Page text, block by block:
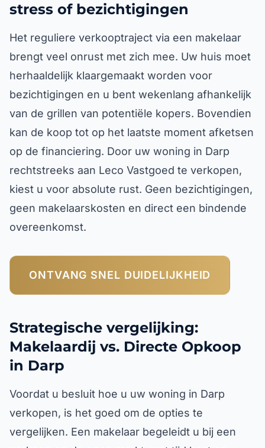
stress of bezichtigingen
Het reguliere verkooptraject via een makelaar
brengt veel onrust met zich mee. Uw huis moet
herhaaldelijk klaargemaakt worden voor
bezichtigingen en u bent wekenlang afhankelijk
van de grillen van potentiële kopers. Bovendien
kan de koop tot op het laatste moment afketsen
op de financiering. Door uw woning in Darp
rechtstreeks aan Leco Vastgoed te verkopen,
kiest u voor absolute rust. Geen bezichtigingen,
geen makelaarskosten en direct een bindende
overeenkomst.
ONTVANG SNEL DUIDELIJKHEID
Strategische vergelijking:
Makelaardij vs. Directe Opkoop
in Darp
Voordat u besluit hoe u uw woning in Darp
verkopen, is het goed om de opties te
vergelijken. Een makelaar begeleidt u bij een